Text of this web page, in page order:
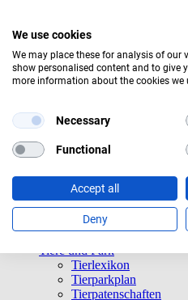
Informationen
Eintrittspreise
Besuch mit
Veranstaltungen
Tierparkordnung
Spenden
Barrierefreiheit
Tiere und Park
Tierlexikon
Tierparkplan
Tierpatenschaften
We use cookies
We may place these for analysis of our
show personalised content and to give
more information about the cookies we
Necessary
Functional
Accept all
Deny